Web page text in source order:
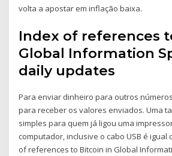
volta a apostar em inflação baixa.
Index of references
Global Information
daily updates
Para enviar dinheiro para outros
para receber os valores enviados. Uma
simples para quem já ligou uma
computador, inclusive o cabo USB é
of references to Bitcoin in Global